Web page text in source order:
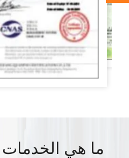
ما هي الخدمات